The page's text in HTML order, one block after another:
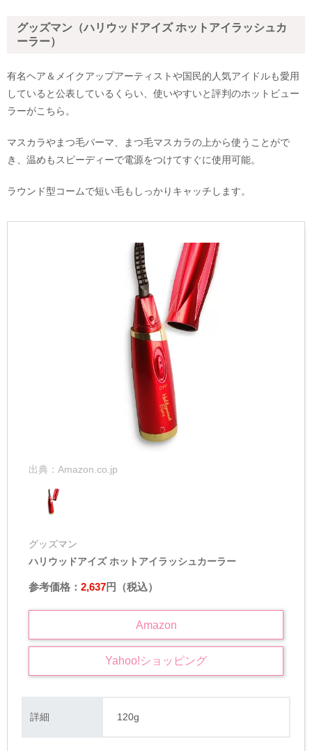
グッズマン（ハリウッドアイズ ホットアイラッシュカ
ーラー）
有名ヘア＆メイクアップアーティストや国民的人気アイドルも愛用
していると公表しているくらい、使いやすいと評判のホットビュー
ラーがこちら。
マスカラやまつ毛パーマ、まつ毛マスカラの上から使うことがで
き、温めもスピーディーで電源をつけてすぐに使用可能。
ラウンド型コームで短い毛もしっかりキャッチします。
出典： Amazon.co.jp
グッズマン
ハリウッドアイズ ホットアイラッシュカーラー
参考価格： 2,637円（税込）
Amazon
Yahoo!ショッピング
詳細 120g